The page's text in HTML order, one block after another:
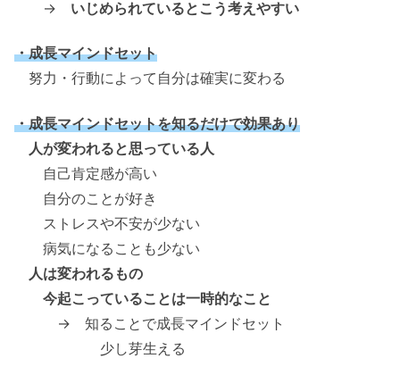
→ いじめられているとこう考えやすい
・成長マインドセット
努力・行動によって自分は確実に変わる
・成長マインドセットを知るだけで効果あり
人が変われると思っている人
自己肯定感が高い
自分のことが好き
ストレスや不安が少ない
病気になることも少ない
人は変われるもの
今起こっていることは一時的なこと
→ 知ることで成長マインドセット
少し芽生える